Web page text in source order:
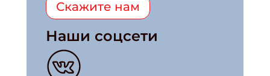
Скажите нам
Наши соцсети